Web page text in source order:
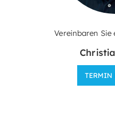
Vereinbaren Sie
TERMIN